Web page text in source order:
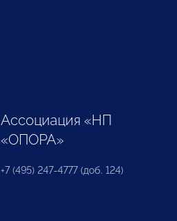
Ассоциация «НП
«ОПОРА»
+7 (495) 247-4777 (доб. 124)